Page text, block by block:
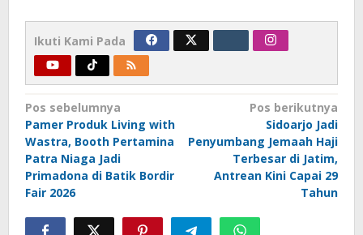
Ikuti Kami Pada
Navigasi
pos
Pos sebelumnya
Pamer Produk Living with
Wastra, Booth Pertamina
Patra Niaga Jadi
Primadona di Batik Bordir
Fair 2026
Pos berikutnya
Sidoarjo Jadi
Penyumbang Jemaah Haji
Terbesar di Jatim,
Antrean Kini Capai 29
Tahun